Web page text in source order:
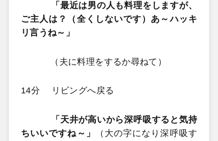
「最近は男の人も料理をしますが、
ご主人は？（全くしないです）あ～ハッキ
リ言うね～」
（夫に料理をするか尋ねて）
14分 リビングへ戻る
「天井が高いから深呼吸すると気持
ちいいですね～」
（大の字になり深呼吸す